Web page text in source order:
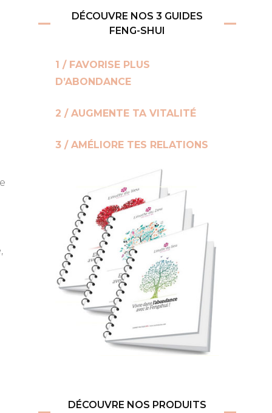
DÉCOUVRE NOS 3 GUIDES
FENG-SHUI
1 / FAVORISE PLUS
D’ABONDANCE
2 / AUGMENTE TA VITALITÉ
3 / AMÉLIORE TES RELATIONS
DÉCOUVRE NOS PRODUITS